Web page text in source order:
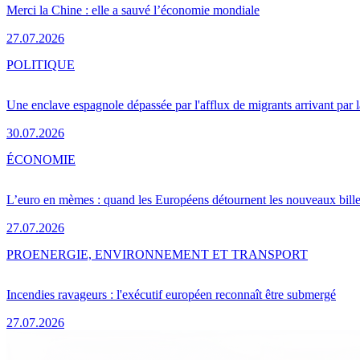
Merci la Chine : elle a sauvé l’économie mondiale
27.07.2026
Une enclave espagnole dépassée par l'afflux de migrants arrivant par
30.07.2026
POLITIQUE
L’euro en mèmes : quand les Européens détournent les nouveaux
27.07.2026
ÉCONOMIE
Incendies ravageurs : l'exécutif européen reconnaît être submergé
27.07.2026
PROENERGIE, ENVIRONNEMENT ET TRANSPORT